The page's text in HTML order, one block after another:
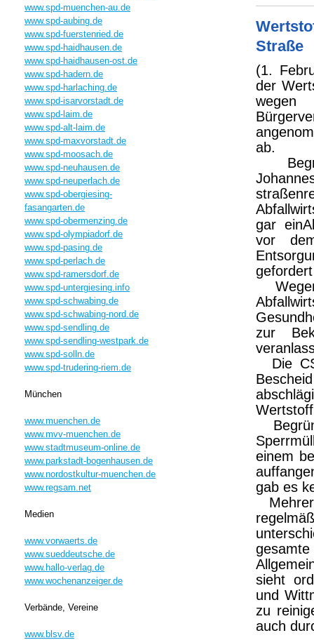
Straße
(1.
der
wegen
ab.
gar
vor
zur
Die
einem
gab es
sieht
und
zu
auch
www.spd-muenchen-au.de
www.spd-aubing.de
www.spd-fuerstenried.de
www.spd-haidhausen.de
www.spd-haidhausen-ost.de
www.spd-hadern.de
www.spd-harlaching.de
www.spd-isarvorstadt.de
www.spd-laim.de
www.spd-alt-laim.de
www.spd-maxvorstadt.de
www.spd-moosach.de
www.spd-neuhausen.de
www.spd-neuperlach.de
www.spd-obergiesing-
fasangarten.de
www.spd-obermenzing.de
www.spd-olympiadorf.de
www.spd-pasing.de
www.spd-perlach.de
www.spd-ramersdorf.de
www.spd-untergiesing.info
www.spd-schwabing.de
www.spd-schwabing-nord.de
www.spd-sendling.de
www.spd-sendling-westpark.de
www.spd-solln.de
www.spd-trudering-riem.de
München
www.muenchen.de
www.mvv-muenchen.de
www.stadtmuseum-online.de
www.parkstadt-bogenhausen.de
www.nordostkultur-muenchen.de
www.regsam.net
Medien
www.vorwaerts.de
www.sueddeutsche.de
www.hallo-verlag.de
www.wochenanzeiger.de
Verbände, Vereine
www.blsv.de